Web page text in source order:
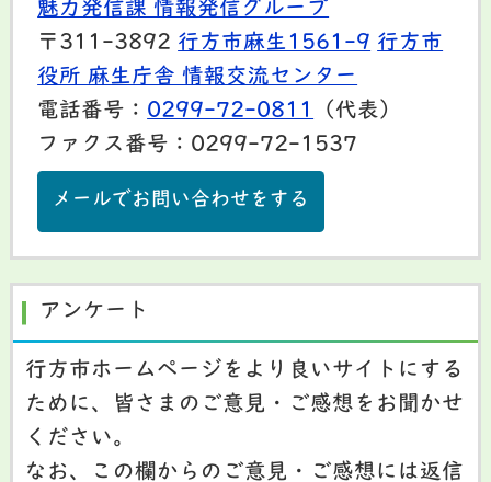
魅力発信課 情報発信グループ
〒311-3892 行方市麻生1561-9 行方市
役所 麻生庁舎 情報交流センター
電話番号： 0299-72-0811
（代表）
ファクス番号：0299-72-1537
メールでお問い合わせをする
アンケート
行方市ホームページをより良いサイトにする
ために、皆さまのご意見・ご感想をお聞かせ
ください。
なお、この欄からのご意見・ご感想には返信